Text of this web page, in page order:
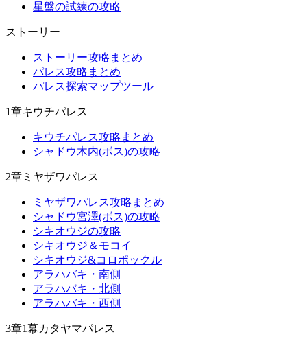
星盤の試練の攻略
ストーリー
ストーリー攻略まとめ
パレス攻略まとめ
パレス探索マップツール
1章キウチパレス
キウチパレス攻略まとめ
シャドウ木内(ボス)の攻略
2章ミヤザワパレス
ミヤザワパレス攻略まとめ
シャドウ宮澤(ボス)の攻略
シキオウジの攻略
シキオウジ＆モコイ
シキオウジ&コロポックル
アラハバキ・南側
アラハバキ・北側
アラハバキ・西側
3章1幕カタヤマパレス